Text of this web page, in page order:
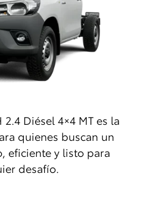
2.4 Diésel 4×4 MT es la
quienes buscan un
eficiente y listo para
desafío.